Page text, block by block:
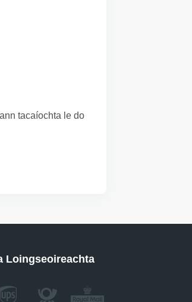
tacaíochta le do
Loingseoireachta